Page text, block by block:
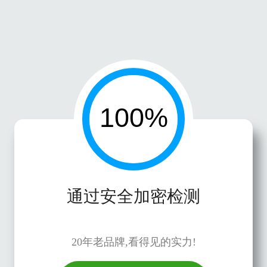
通过安全加密检测
20年老品牌,看得见的实力!